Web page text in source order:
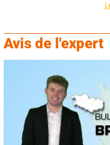
Avis de l'expert